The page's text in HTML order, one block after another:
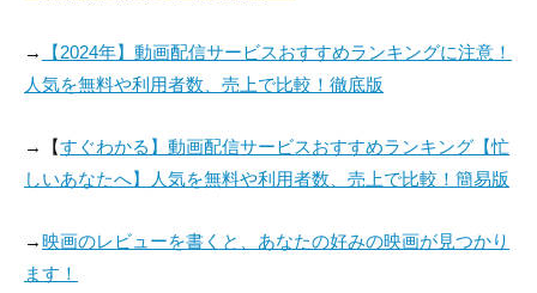
役：Sigfrid Borg 役：Sigbritt Borg
役：イーサクのいと
こ
→
【2024年】動画配信サービスおすすめランキングに注意！
人気を無料や利用者数、売上で比較！徹底版
→【すぐわかる】動画配信サービスおすすめランキング【忙
しいあなたへ】人気を無料や利用者数、売上で比較！簡易版
→映画のレビューを書くと、あなたの好みの映画が見つかり
ます！